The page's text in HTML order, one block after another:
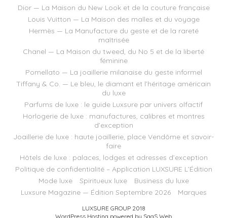
Dior — La Maison du New Look et de la couture française
Louis Vuitton — La Maison des malles et du voyage
Hermès — La Manufacture du geste et de la rareté
maîtrisée
Chanel — La Maison du tweed, du No 5 et de la liberté
féminine
Pomellato — La joaillerie milanaise du geste informel
Tiffany & Co. — Le bleu, le diamant et l’héritage américain
du luxe
Parfums de luxe : le guide Luxsure par univers olfactif
Horlogerie de luxe : manufactures, calibres et montres
d’exception
Joaillerie de luxe : haute joaillerie, place Vendôme et savoir-
faire
Hôtels de luxe : palaces, lodges et adresses d’exception
Politique de confidentialité – Application LUXSURE L’Édition
Mode luxe
Spiritueux luxe
Business du luxe
Luxsure Magazine — Édition Septembre 2026
Marques
LUXSURE GROUP 2018
WordPress Hosting powered by SaaS Web